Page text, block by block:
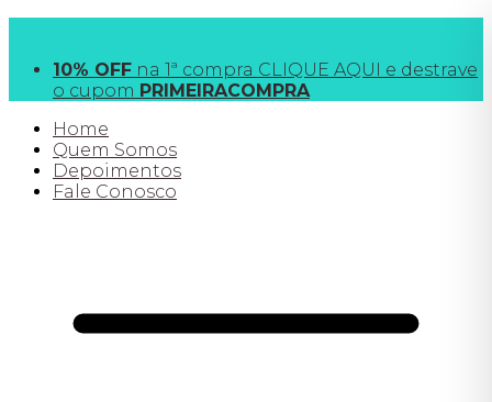
10% OFF na 1ª compra CLIQUE AQUI e destrave
o cupom PRIMEIRACOMPRA
Home
Quem Somos
Depoimentos
Fale Conosco